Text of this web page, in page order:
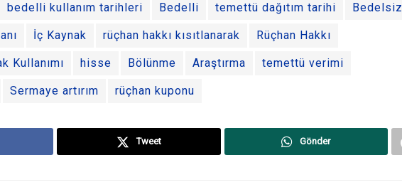
bedelli kullanım tarihleri Bedelli temettü dağıtım tarihi Bedelsiz
İç Kaynak rüçhan hakkı kısıtlanarak Rüçhan Hakkı
Kullanımı hisse Bölünme Araştırma temettü verimi
Sermaye artırım rüçhan kuponu
Tweet Gönder